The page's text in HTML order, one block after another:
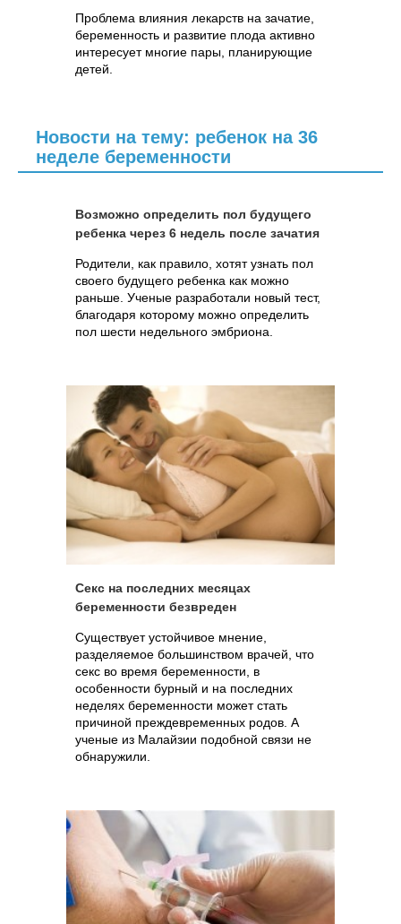
Проблема влияния лекарств на зачатие,
беременность и развитие плода активно
интересует многие пары, планирующие
детей.
Новости на тему: ребенок на 36
неделе беременности
Возможно определить пол будущего
ребенка через 6 недель после зачатия
Родители, как правило, хотят узнать пол
своего будущего ребенка как можно
раньше. Ученые разработали новый тест,
благодаря которому можно определить
пол шести недельного эмбриона.
Секс на последних месяцах
беременности безвреден
Существует устойчивое мнение,
разделяемое большинством врачей, что
секс во время беременности, в
особенности бурный и на последних
неделях беременности может стать
причиной преждевременных родов. А
ученые из Малайзии подобной связи не
обнаружили.